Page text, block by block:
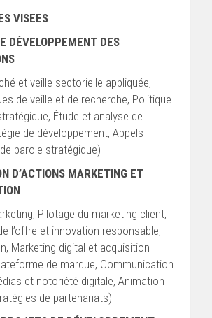
VISEES
DÉVELOPPEMENT DES
et veille sectorielle appliquée,
de veille et de recherche, Politique
Étude et analyse de
de développement, Appels
parole stratégique)
D’ACTIONS MARKETING ET
Pilotage du marketing client,
l’offre et innovation responsable,
Marketing digital et acquisition
de marque, Communication
et notoriété digitale, Animation
de partenariats)